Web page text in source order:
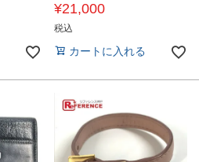
¥21,000
税込
カートに入れる